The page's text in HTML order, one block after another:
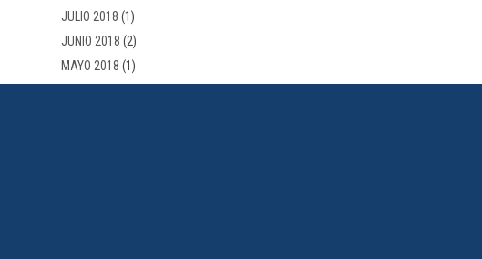
JULIO 2018 (1)
JUNIO 2018 (2)
MAYO 2018 (1)